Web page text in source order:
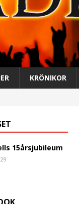
KRÖNIKOR
15årsjubileum